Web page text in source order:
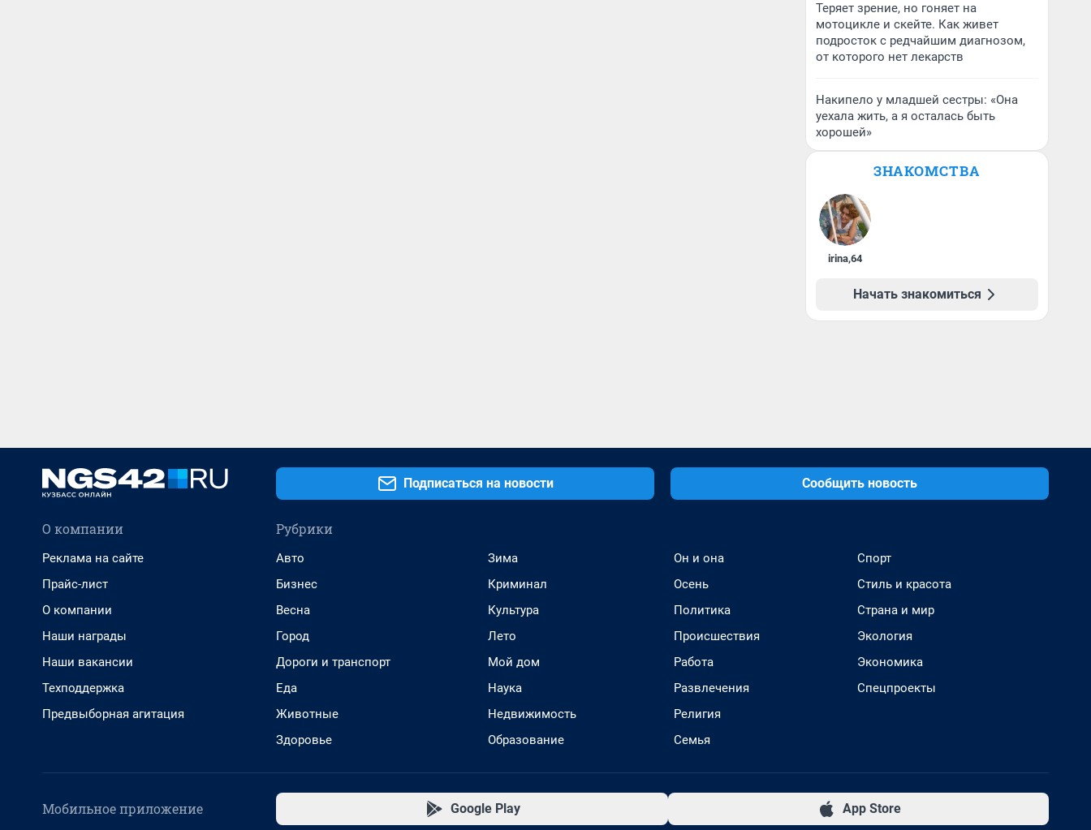
Теряет зрение, но гоняет на
мотоцикле и скейте. Как живет
подросток с редчайшим диагнозом,
от которого нет лекарств
Накипело у младшей сестры: «Она
уехала жить, а я осталась быть
хорошей»
ЗНАКОМСТВА
irina,64
Начать знакомиться
Подписаться на новости Сообщить новость
О компании
Реклама на сайте
Прайс-лист
О компании
Наши награды
Наши вакансии
Техподдержка
Предвыборная агитация
Рубрики
Авто
Бизнес
Весна
Город
Дороги и транспорт
Еда
Животные
Здоровье
Зима
Криминал
Культура
Лето
Мой дом
Наука
Недвижимость
Образование
Он и она
Осень
Политика
Происшествия
Работа
Развлечения
Религия
Семья
Спорт
Стиль и красота
Страна и мир
Экология
Экономика
Спецпроекты
Мобильное приложение Google Play App Store